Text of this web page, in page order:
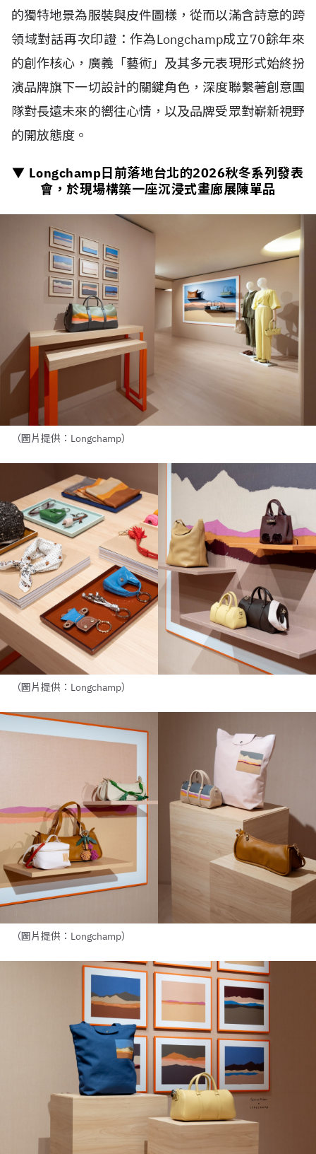
的獨特地景為服裝與皮件圖樣，從而以滿含詩意的跨
領域對話再次印證：作為Longchamp成立70餘年來
的創作核心，廣義「藝術」及其多元表現形式始終扮
演品牌旗下一切設計的關鍵角色，深度聯繫著創意團
隊對長遠未來的嚮往心情，以及品牌受眾對嶄新視野
的開放態度。
▼ Longchamp日前落地台北的2026秋冬系列發表
會，於現場構築一座沉浸式畫廊展陳單品
（圖片提供：Longchamp）
（圖片提供：Longchamp）
（圖片提供：Longchamp）